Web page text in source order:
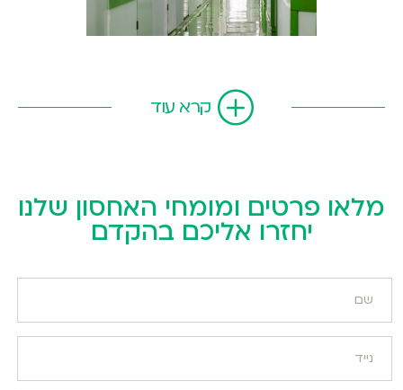
קרא עוד
מלאו פרטים ומומחי האחסון שלנו
יחזרו אליכם בהקדם